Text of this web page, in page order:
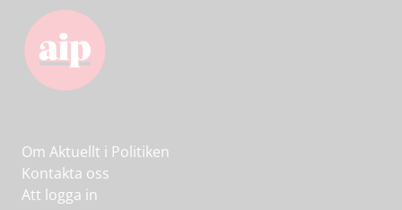
Om Aktuellt i Politiken
Kontakta oss
Att logga in